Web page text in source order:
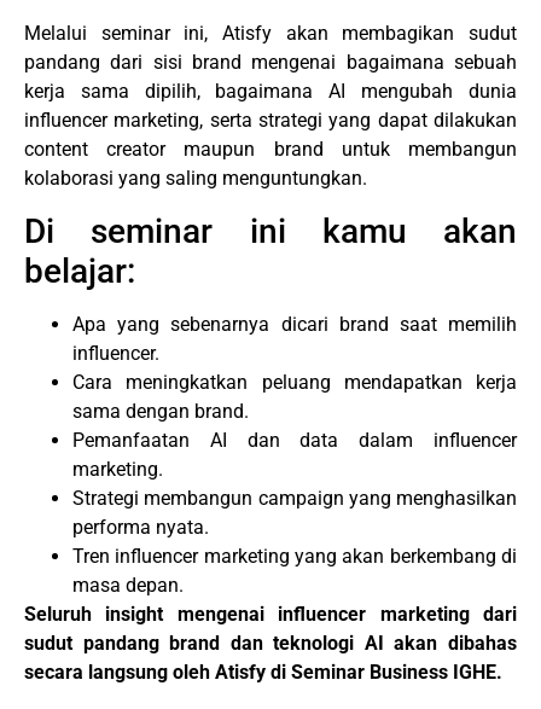
Melalui seminar ini, Atisfy akan membagikan sudut
pandang dari sisi brand mengenai bagaimana sebuah
kerja sama dipilih, bagaimana AI mengubah dunia
influencer marketing, serta strategi yang dapat dilakukan
content creator maupun brand untuk membangun
kolaborasi yang saling menguntungkan.
Di seminar ini kamu akan
belajar:
Apa yang sebenarnya dicari brand saat memilih
influencer.
Cara meningkatkan peluang mendapatkan kerja
sama dengan brand.
Pemanfaatan AI dan data dalam influencer
marketing.
Strategi membangun campaign yang menghasilkan
performa nyata.
Tren influencer marketing yang akan berkembang di
masa depan.
Seluruh insight mengenai influencer marketing dari
sudut pandang brand dan teknologi AI akan dibahas
secara langsung oleh Atisfy di Seminar Business IGHE.